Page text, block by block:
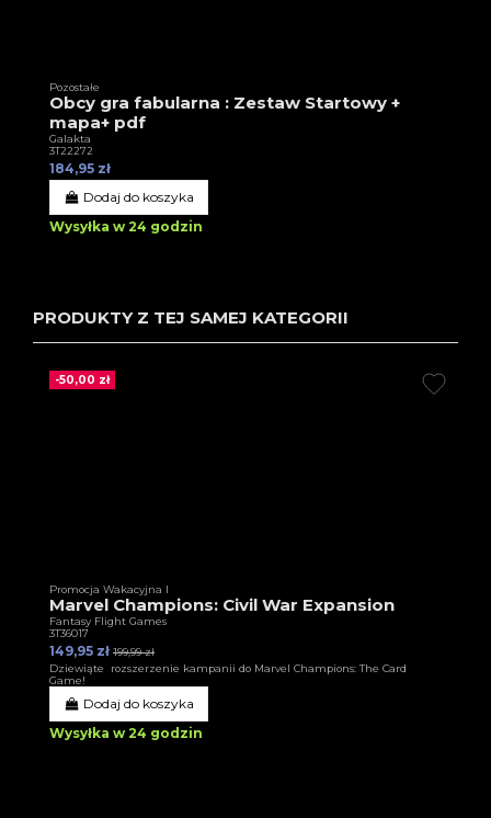
Pozostałe
Obcy gra fabularna : Zestaw Startowy +
mapa+ pdf
Galakta
3T22272
184,95 zł
Dodaj do koszyka
Wysyłka w 24 godzin
PRODUKTY Z TEJ SAMEJ KATEGORII
-50,00 zł
Promocja Wakacyjna I
Marvel Champions: Civil War Expansion
Fantasy Flight Games
3T36017
149,95 zł 199,99 zł
Dziewiąte rozszerzenie kampanii do Marvel Champions: The Card
Game!
Dodaj do koszyka
Wysyłka w 24 godzin